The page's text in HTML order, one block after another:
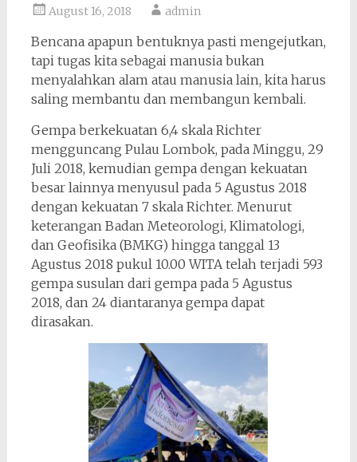
August 16, 2018 admin
Bencana apapun bentuknya pasti mengejutkan,
tapi tugas kita sebagai manusia bukan
menyalahkan alam atau manusia lain, kita harus
saling membantu dan membangun kembali.
Gempa berkekuatan 6,4 skala Richter
mengguncang Pulau Lombok, pada Minggu, 29
Juli 2018, kemudian gempa dengan kekuatan
besar lainnya menyusul pada 5 Agustus 2018
dengan kekuatan 7 skala Richter. Menurut
keterangan Badan Meteorologi, Klimatologi,
dan Geofisika (BMKG) hingga tanggal 13
Agustus 2018 pukul 10.00 WITA telah terjadi 593
gempa susulan dari gempa pada 5 Agustus
2018, dan 24 diantaranya gempa dapat
dirasakan.